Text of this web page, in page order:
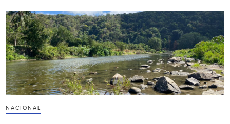
NACIONAL